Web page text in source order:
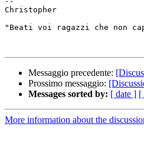
Christopher
"Beati voi ragazzi che non
Messaggio precedente:
Prossimo messaggio:
Messages sorted by: [ date ] [
More information about the